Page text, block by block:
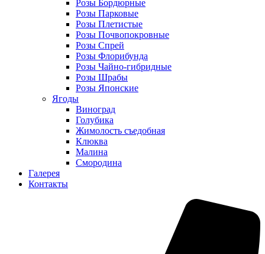
Розы Бордюрные
Розы Парковые
Розы Плетистые
Розы Почвопокровные
Розы Спрей
Розы Флорибунда
Розы Чайно-гибридные
Розы Шрабы
Розы Японские
Ягоды
Виноград
Голубика
Жимолость съедобная
Клюква
Малина
Смородина
Галерея
Контакты